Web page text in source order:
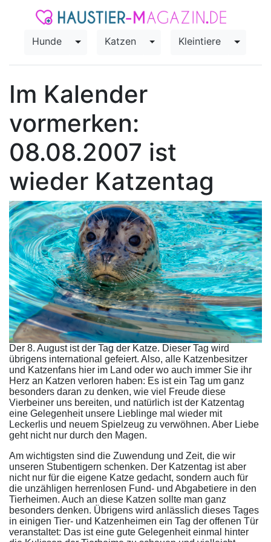
Hunde Toggle Dropdown
Katzen Toggle Dropdown
Kleintiere Toggle
Im Kalender
vormerken:
08.08.2007 ist
wieder Katzentag
Der 8. August ist der Tag der Katze. Dieser Tag wird
übrigens international gefeiert. Also, alle Katzenbesitzer
und Katzenfans hier im Land oder wo auch immer Sie ihr
Herz an Katzen verloren haben: Es ist ein Tag um ganz
besonders daran zu denken, wie viel Freude diese
Vierbeiner uns bereiten, und natürlich ist der Katzentag
eine Gelegenheit unsere Lieblinge mal wieder mit
Leckerlis und neuem Spielzeug zu verwöhnen. Aber Liebe
geht nicht nur durch den Magen.
Am wichtigsten sind die Zuwendung und Zeit, die wir
unseren Stubentigern schenken. Der Katzentag ist aber
nicht nur für die eigene Katze gedacht, sondern auch für
die unzähligen herrenlosen Fund- und Abgabetiere in den
Tierheimen. Auch an diese Katzen sollte man ganz
besonders denken. Übrigens wird anlässlich dieses Tages
in einigen Tier- und Katzenheimen ein Tag der offenen Tür
veranstaltet: Das ist eine gute Gelegenheit einmal hinter